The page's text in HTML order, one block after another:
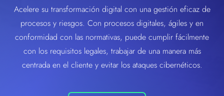
Acelere su transformación digital con una gestión eficaz de
procesos y riesgos. Con procesos digitales, ágiles y en
conformidad con las normativas, puede cumplir fácilmente
con los requisitos legales, trabajar de una manera más
centrada en el cliente y evitar los ataques cibernéticos.